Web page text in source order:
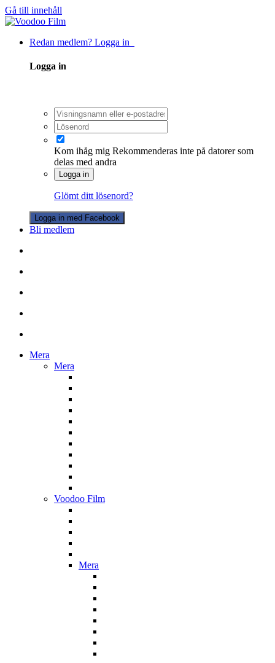
Gå till innehåll
Redan medlem? Logga in
Logga in
Kom ihåg mig Rekommenderas inte på datorer som
delas med andra
Logga in
Glömt ditt lösenord?
Logga in med Facebook
Bli medlem
Mera
Mera
Voodoo Film
Mera